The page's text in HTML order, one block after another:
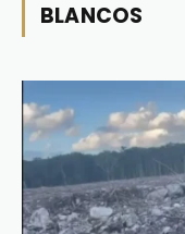
BLANCOS